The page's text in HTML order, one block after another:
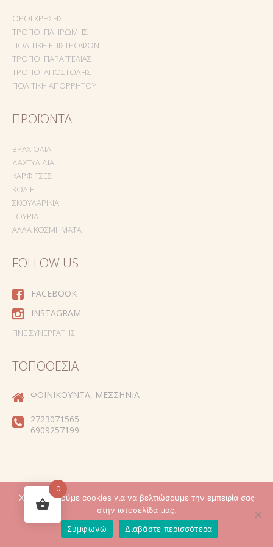
ΌΡΟΙ ΧΡΉΣΗΣ
ΤΡΌΠΟΙ ΠΛΗΡΩΜΉΣ
ΠΟΛΙΤΙΚΉ ΕΠΙΣΤΡΟΦΏΝ
ΤΡΌΠΟΙ ΠΑΡΑΓΓΕΛΊΑΣ
ΤΡΌΠΟΙ ΑΠΟΣΤΟΛΉΣ
ΠΟΛΙΤΙΚΉ ΑΠΟΡΡΉΤΟΥ
ΠΡΟΪΌΝΤΑ
ΒΡΑΧΙΌΛΙΑ
ΔΑΧΤΥΛΊΔΙΑ
ΚΑΡΦΊΤΣΕΣ
ΚΟΛΙΈ
ΣΚΟΥΛΑΡΊΚΙΑ
ΓΟΎΡΙΑ
ΆΛΛΑ ΚΟΣΜΉΜΑΤΑ
FOLLOW US
FACEBOOK
INSTAGRAM
ΓΊΝΕ ΣΥΝΕΡΓΆΤΗΣ
ΤΟΠΟΘΕΣΊΑ
ΦΟΙΝΙΚΟΎΝΤΑ, ΜΕΣΣΗΝΊΑ
2723071565
6909257199
Created by
0
Χρησιμοποιούμε cookies για να βελτιώσουμε την εμπειρία σας
στην ιστοσελίδα μας.
Συμφωνώ
Διαβάστε περισσότερα